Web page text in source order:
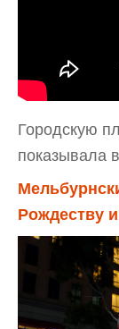
Городскую
показывала
Рождеству